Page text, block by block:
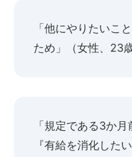
「他にやりたいこ
ため」（女性、23歳
「規定である3か
『有給を消化した